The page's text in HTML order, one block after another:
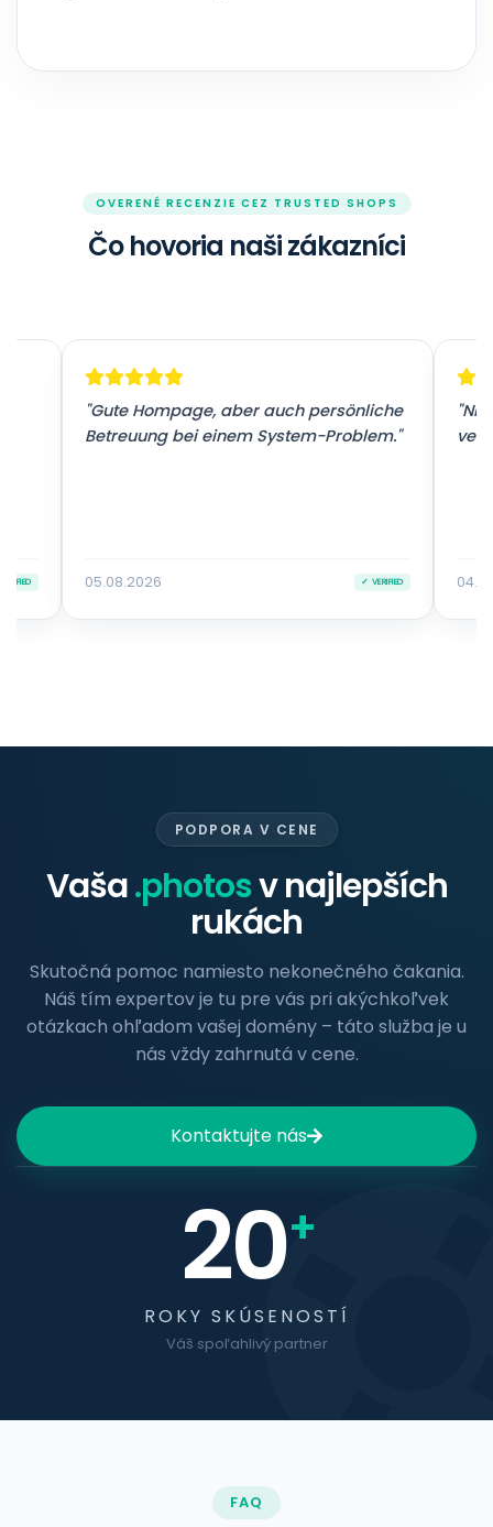
OVERENÉ RECENZIE CEZ TRUSTED SHOPS
Čo hovoria naši zákazníci
"Gute Hompage, aber auch persönliche
Betreuung bei einem System-Problem."
05.08.2026 ✓ VERIFIED
PODPORA V CENE
Vaša.photosv najlepších
rukách
Skutočná pomoc namiesto nekonečného čakania.
Náš tím expertov je tu pre vás pri akýchkoľvek
otázkach ohľadom vašej domény – táto služba je u
nás vždy zahrnutá v cene.
Kontaktujte nás
20+
ROKY SKÚSENOSTÍ
Váš spoľahlivý partner
FAQ